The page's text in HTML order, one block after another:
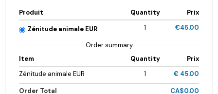
Produit Quantity
Prix
Zénitude animale EUR
1 €45.00
Order summary
Item
Quantity
Prix
Zénitude animale EUR
1 € 45.00
Order Total CA$0.00